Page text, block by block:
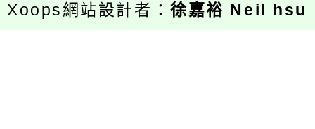
Xoops網站設計者：徐嘉裕 Neil hsu